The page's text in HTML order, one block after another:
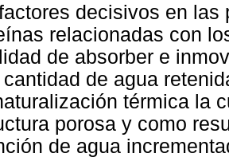
decisivos en
relacionadas con
de absorber e
de agua
térmica la
porosa y como
de agua